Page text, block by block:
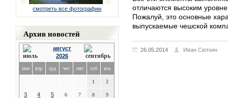
смотреть все фотографии
Архив новостей
август
2026
пон втр срд чет пят суб вск
1 2
3 4 5 6 7 8 9
отличаются высоким
Пожалуй, это основные
выпускаемые чешской
26.05.2014 Иван Сюткин